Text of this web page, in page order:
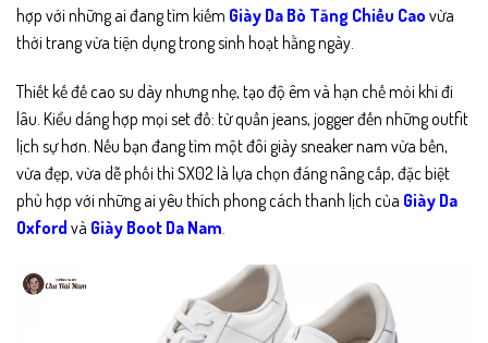
hợp với những ai đang tìm kiếm Giày Da Bò Tăng Chiều Cao vừa
thời trang vừa tiện dụng trong sinh hoạt hằng ngày.
Thiết kế đế cao su dày nhưng nhẹ, tạo độ êm và hạn chế mỏi khi đi
lâu. Kiểu dáng hợp mọi set đồ: từ quần jeans, jogger đến những outfit
lịch sự hơn. Nếu bạn đang tìm một đôi giày sneaker nam vừa bền,
vừa đẹp, vừa dễ phối thì SX02 là lựa chọn đáng nâng cấp, đặc biệt
phù hợp với những ai yêu thích phong cách thanh lịch của Giày Da
Oxford và Giày Boot Da Nam.